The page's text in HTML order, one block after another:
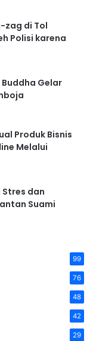
zag di Tol
Polisi karena
Gelar
Produk Bisnis
Melalui
Stres dan
Suami
99
76
48
42
29